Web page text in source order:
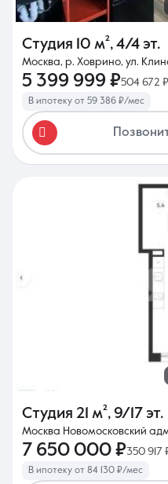
Студия 10 м², 4/4 эт.
Москва, р. Ховрино, ул.
5 399 999 ₽504 672
В ипотеку от 59 386 ₽/мес
Студия 21 м², 9/17 эт.
Москва Новомосковский
7 650 000 ₽350 917
В ипотеку от 84 130 ₽/мес